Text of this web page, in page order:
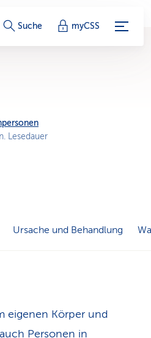
S
i
s
Suche myCSS
Lesedauer
Ursache und Behandlung
eigenen Körper und
Personen in